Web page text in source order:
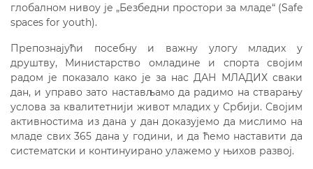
глобалном нивоу је „Безбедни простори за младе“ (Safe
spaces for youth).
Препознајући посебну и важну улогу младих у
друштву, Министарство омладине и спорта својим
радом је показало како је за нас ДАН МЛАДИХ сваки
дан, и управо зато настављамо да радимо на стварању
услова за квалитетнији живот младих у Србији. Својим
активностима из дана у дан доказујемо да мислимо на
младе свих 365 дана у години, и да ћемо наставити да
систематски и континуирано улажемо у њихов развој.